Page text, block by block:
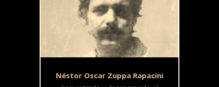
Néstor Oscar Zuppa Rapacini